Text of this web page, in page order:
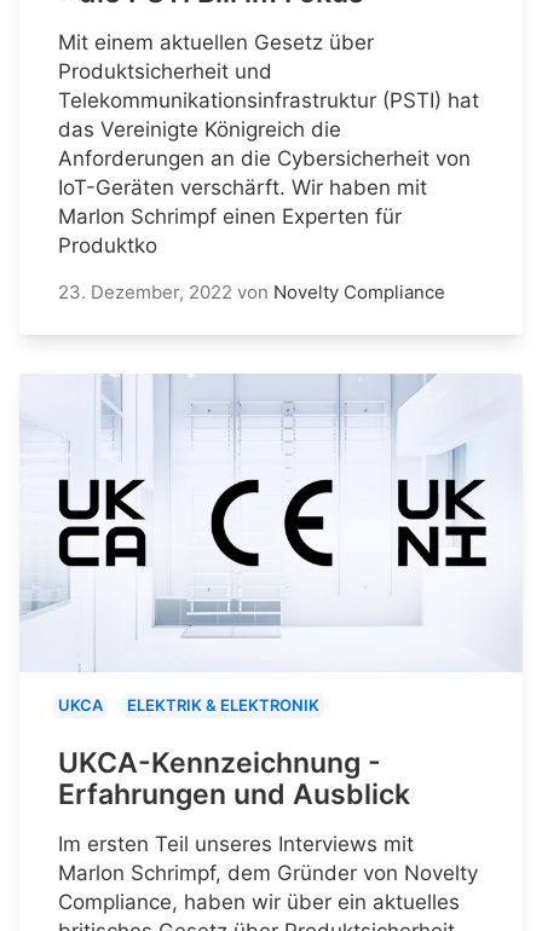
Mit einem aktuellen Gesetz über
Produktsicherheit und
Telekommunikationsinfrastruktur (PSTI) hat
das Vereinigte Königreich die
Anforderungen an die Cybersicherheit von
IoT-Geräten verschärft. Wir haben mit
Marlon Schrimpf einen Experten für
Produktko
23. Dezember, 2022 von Novelty Compliance
UKCA ELEKTRIK & ELEKTRONIK
UKCA-Kennzeichnung -
Erfahrungen und Ausblick
Im ersten Teil unseres Interviews mit
Marlon Schrimpf, dem Gründer von Novelty
Compliance, haben wir über ein aktuelles